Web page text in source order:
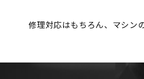
修理対応はもちろん、マシン